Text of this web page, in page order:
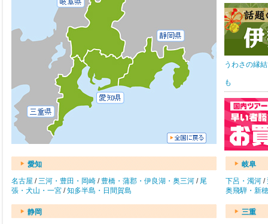
うわさの縁
も
愛知
名古屋 /三河・豊田・岡崎 / 豊橋・蒲郡・伊良湖・奥三河 / 尾
張・犬山・一宮 /知多半島・日間賀島
岐阜
下呂・濁河 /
奥飛騨・新
静岡
三重